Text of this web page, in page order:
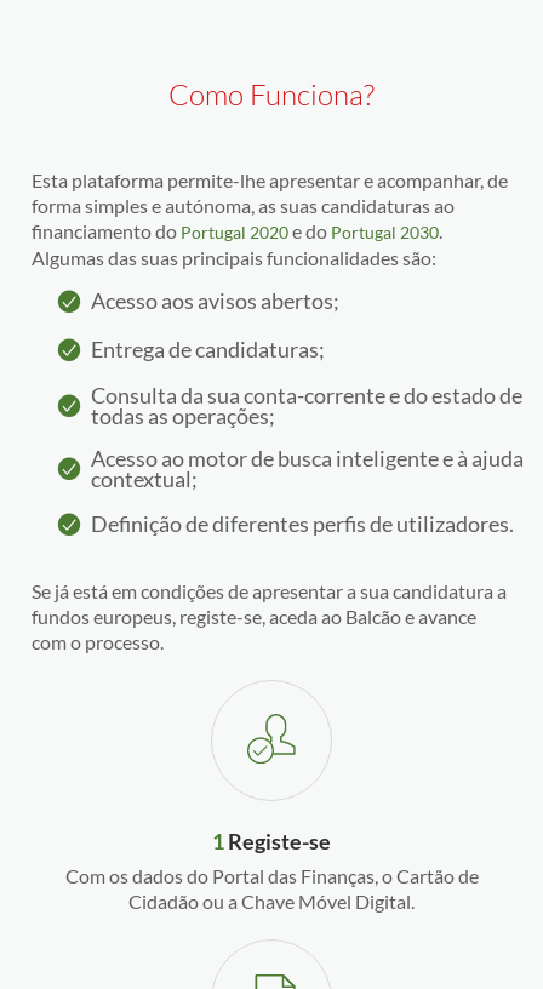
Como Funciona?
Esta plataforma permite-lhe apresentar e acompanhar, de
forma simples e autónoma, as suas candidaturas ao
financiamento do Portugal 2020e do Portugal 2030
Algumas das suas principais funcionalidades são:
Acesso aos avisos abertos;
Entrega de candidaturas;
Consulta da sua conta-corrente e do estado de
todas as operações;
Acesso ao motor de busca inteligente e à ajuda
contextual;
Definição de diferentes perfis de utilizadores.
Se já está em condições de apresentar a sua candidatura a
fundos europeus, registe-se, aceda ao Balcão e avance
com o processo.
1Registe-se
Com os dados do Portal das Finanças, o Cartão de
Cidadão ou a Chave Móvel Digital.